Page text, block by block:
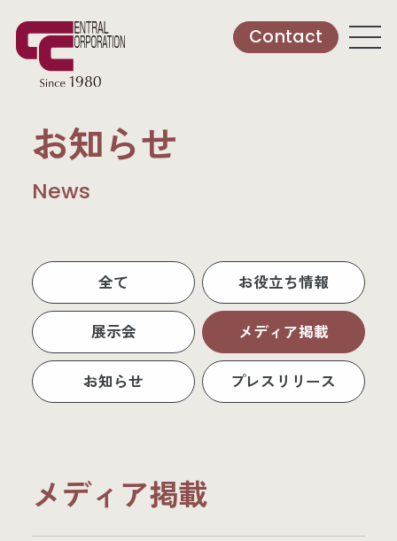
お知らせ
News
全て お役立ち情報
展示会 メディア掲載
お知らせ プレスリリース
メディア掲載
Contact